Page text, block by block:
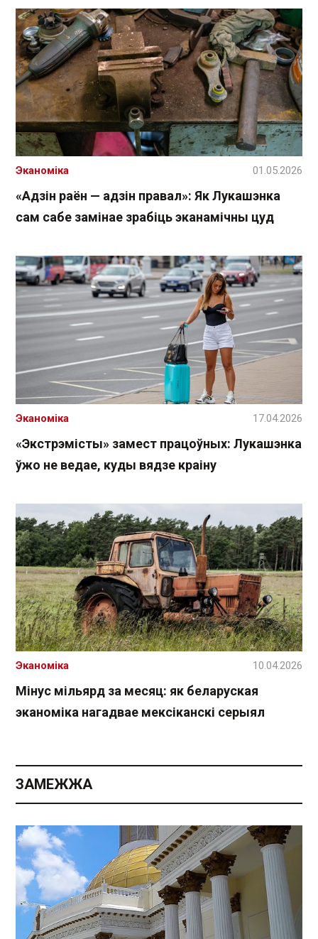
«Адзін раён — адзін правал»: Як Лукашэнка
сам сабе замінае зрабіць эканамічны цуд
Эканоміка 01.05.2026
«Экстрэмісты» замест працоўных: Лукашэнка
ўжо не ведае, куды вядзе краіну
Эканоміка 17.04.2026
Мінус мільярд за месяц: як беларуская
эканоміка нагадвае мексіканскі серыял
Эканоміка 10.04.2026
ЗАМЕЖЖА